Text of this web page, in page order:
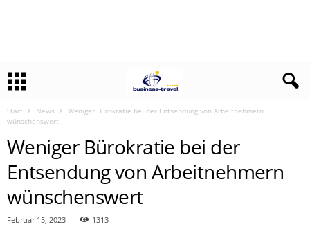
Start News
Weniger Bürokratie bei der Entsendung von Arbeitnehmern
wünschenswert
Weniger Bürokratie bei der
Entsendung von Arbeitnehmern
wünschenswert
Februar 15, 2023 1313